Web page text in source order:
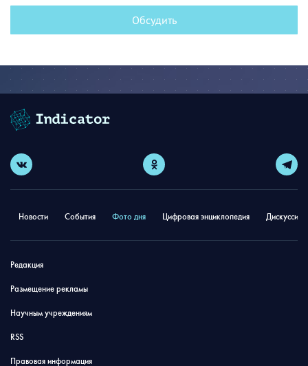
Обсудить
Новости События Фото дня Цифровая энциклопедия
Редакция
Размещение рекламы
Научным учреждениям
RSS
Правовая информация